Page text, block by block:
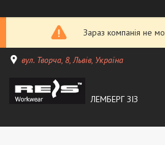
Зараз компанія не
вул. Творча, 8, Львів, Україна
ЛЕМБЕРГ ЗІЗ